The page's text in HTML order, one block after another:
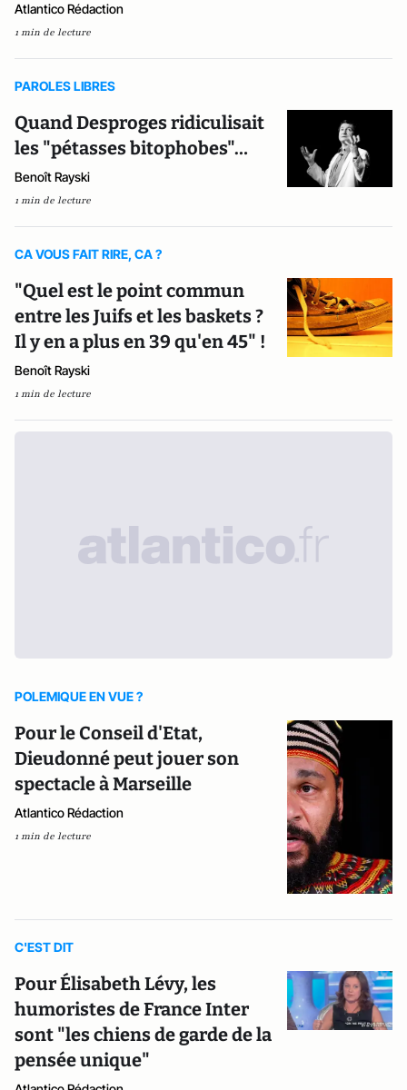
Atlantico Rédaction
1 min de lecture
PAROLES LIBRES
Quand Desproges ridiculisait
les "pétasses bitophobes"…
Benoît Rayski
1 min de lecture
CA VOUS FAIT RIRE, CA ?
"Quel est le point commun
entre les Juifs et les baskets ?
Il y en a plus en 39 qu'en 45" !
Benoît Rayski
1 min de lecture
POLEMIQUE EN VUE ?
Pour le Conseil d'Etat,
Dieudonné peut jouer son
spectacle à Marseille
Atlantico Rédaction
1 min de lecture
C'EST DIT
Pour Élisabeth Lévy, les
humoristes de France Inter
sont "les chiens de garde de la
pensée unique"